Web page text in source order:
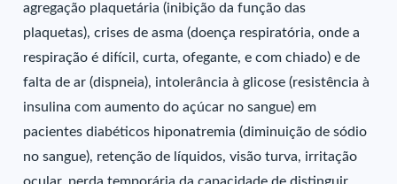
agregação plaquetária (inibição da função das
plaquetas), crises de asma (doença respiratória, onde a
respiração é difícil, curta, ofegante, e com chiado) e de
falta de ar (dispneia), intolerância à glicose (resistência à
insulina com aumento do açúcar no sangue) em
pacientes diabéticos hiponatremia (diminuição de sódio
no sangue), retenção de líquidos, visão turva, irritação